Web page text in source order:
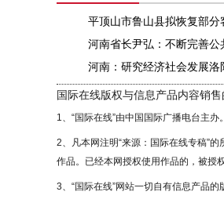
平顶山市鲁山县拟恢复部分
河南省长尹弘：不断完善公
河南：研究经济社会发展洛
国际在线版权与信息产品内容销售
1、“国际在线”由中国国际广播电台主
2、凡本网注明“来源：国际在线专稿”
作品。已经本网授权使用作品的，被授
3、“国际在线”网站一切自有信息产品